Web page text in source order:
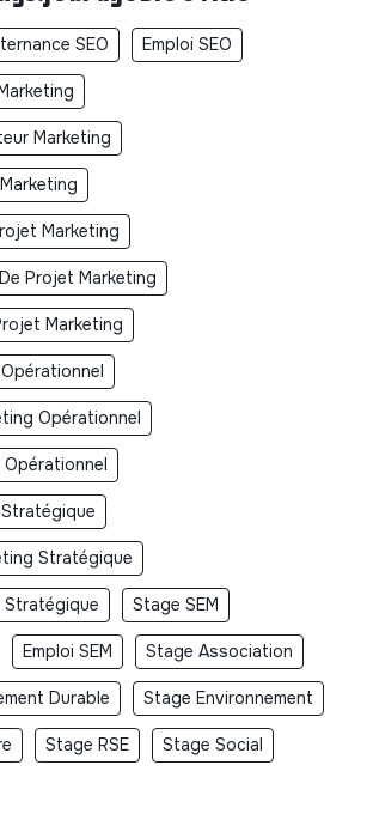
SEO Emploi SEO
Marketing
Marketing
Projet Marketing
Marketing
Opérationnel
Opérationnel
Stratégique
Stratégique Stage SEM
Emploi SEM Stage Association
Durable Stage Environnement
Stage RSE Stage Social